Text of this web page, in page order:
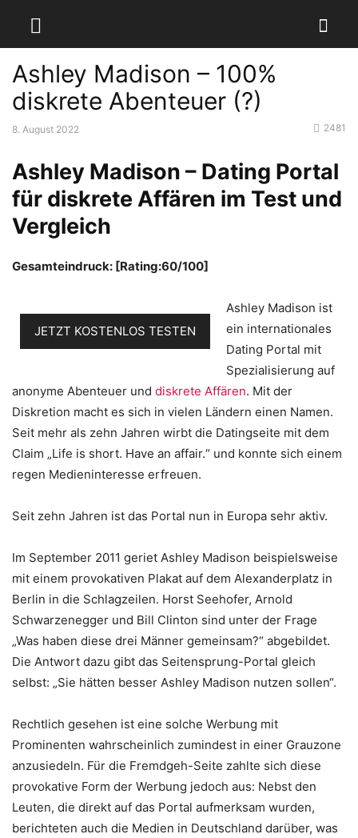
Ashley Madison – 100%
diskrete Abenteuer (?)
8. August 2022 2481
Ashley Madison – Dating Portal
für diskrete Affären im Test und
Vergleich
Gesamteindruck: [Rating:60/100]
JETZT KOSTENLOS TESTEN
Ashley Madison ist
ein internationales
Dating Portal mit
Spezialisierung auf
anonyme Abenteuer und diskrete Affären. Mit der
Diskretion macht es sich in vielen Ländern einen Namen.
Seit mehr als zehn Jahren wirbt die Datingseite mit dem
Claim „Life is short. Have an affair.“ und konnte sich einem
regen Medieninteresse erfreuen.
Seit zehn Jahren ist das Portal nun in Europa sehr aktiv.
Im September 2011 geriet Ashley Madison beispielsweise
mit einem provokativen Plakat auf dem Alexanderplatz in
Berlin in die Schlagzeilen. Horst Seehofer, Arnold
Schwarzenegger und Bill Clinton sind unter der Frage
„Was haben diese drei Männer gemeinsam?“ abgebildet.
Die Antwort dazu gibt das Seitensprung-Portal gleich
selbst: „Sie hätten besser Ashley Madison nutzen sollen“.
Rechtlich gesehen ist eine solche Werbung mit
Prominenten wahrscheinlich zumindest in einer Grauzone
anzusiedeln. Für die Fremdgeh-Seite zahlte sich diese
provokative Form der Werbung jedoch aus: Nebst den
Leuten, die direkt auf das Portal aufmerksam wurden,
berichteten auch die Medien in Deutschland darüber, was